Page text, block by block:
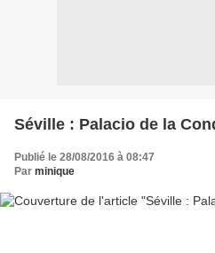
Séville : Palacio de la
Publié le 28/08/2016 à 08:47
Par minique